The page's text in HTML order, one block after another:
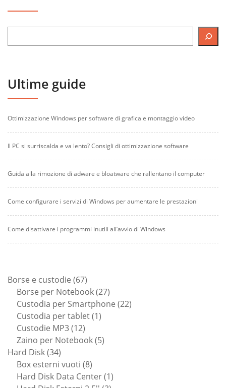
Ultime guide
Ottimizzazione Windows per software di grafica e montaggio video
Il PC si surriscalda e va lento? Consigli di ottimizzazione software
Guida alla rimozione di adware e bloatware che rallentano il computer
Come configurare i servizi di Windows per aumentare le prestazioni
Come disattivare i programmi inutili all’avvio di Windows
Borse e custodie 6767
prodotti
Borse per Notebook 2727
prodotti
Custodia per Smartphone 2222
Custodia per tablet 11
Custodie MP3 1212
prodotti
Zaino per Notebook 55
Hard Disk 3434
prodotti
Box esterni vuoti 88
prodotti
Hard Disk Data Center 11